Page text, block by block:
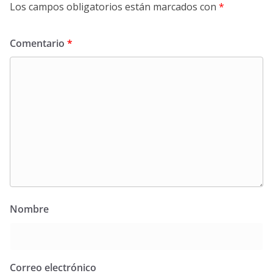
Los campos obligatorios están marcados con *
Comentario *
Nombre
Correo electrónico